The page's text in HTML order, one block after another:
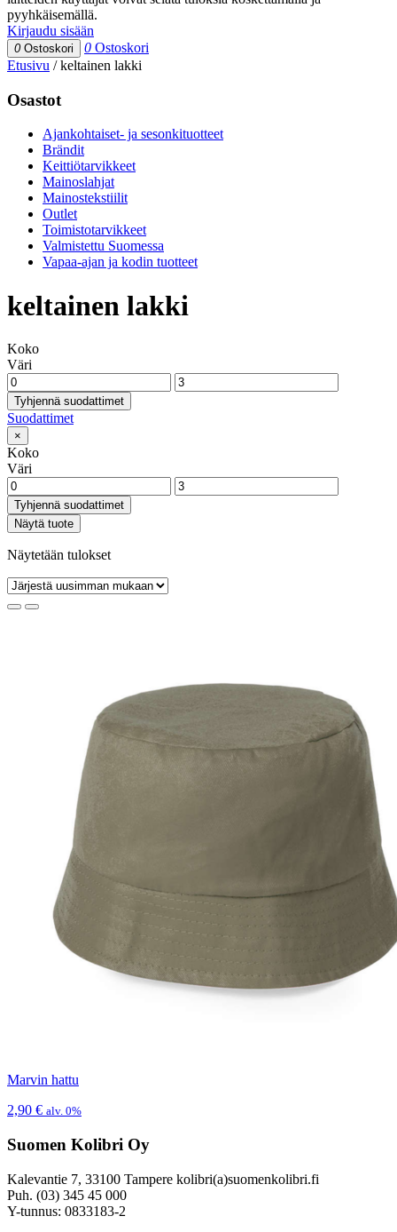
pyyhkäisemällä.
Kirjaudu sisään
0 Ostoskori 0 Ostoskori
Etusivu /keltainen lakki
Osastot
Ajankohtaiset- ja sesonkituotteet
Brändit
Keittiötarvikkeet
Mainoslahjat
Mainostekstiilit
Outlet
Toimistotarvikkeet
Valmistettu Suomessa
Vapaa-ajan ja kodin tuotteet
keltainen lakki
Koko
Väri
Tyhjennä suodattimet
Suodattimet
×
Koko
Väri
Tyhjennä suodattimet
Näytä tuote
Näytetään tulokset
Marvin hattu
2,90 € alv. 0%
Suomen Kolibri Oy
Kalevantie 7, 33100 Tampere kolibri(a)suomenkolibri.fi
Puh. (03) 345 45 000
Y-tunnus: 0833183-2